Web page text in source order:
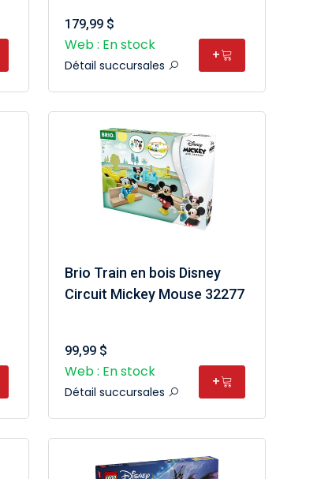
179,99 $
Web : En stock
Détail succursales
+
Brio Train en bois Disney
Circuit Mickey Mouse 32277
99,99 $
Web : En stock
Détail succursales
+